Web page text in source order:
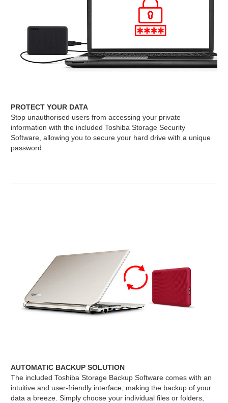
PROTECT YOUR DATA
Stop unauthorised users from accessing your private
information with the included Toshiba Storage Security
Software, allowing you to secure your hard drive with a unique
password.
AUTOMATIC BACKUP SOLUTION
The included Toshiba Storage Backup Software comes with an
intuitive and user-friendly interface, making the backup of your
data a breeze. Simply choose your individual files or folders,